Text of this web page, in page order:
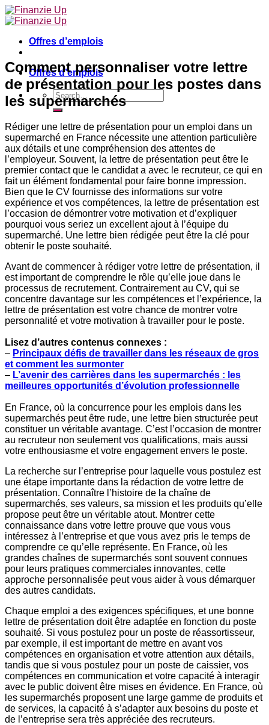
Skip
to
Offres d’emplois
Offres d’emplois
Comment personnaliser votre lettre
de présentation pour les postes dans
les supermarchés
Rédiger une lettre de présentation pour un emploi dans un
supermarché en France nécessite une attention particulière
aux détails et une compréhension des attentes de
l’employeur. Souvent, la lettre de présentation peut être le
premier contact que le candidat a avec le recruteur, ce qui en
fait un élément fondamental pour faire bonne impression.
Bien que le CV fournisse des informations sur votre
expérience et vos compétences, la lettre de présentation est
l’occasion de démontrer votre motivation et d’expliquer
pourquoi vous seriez un excellent ajout à l’équipe du
supermarché. Une lettre bien rédigée peut être la clé pour
obtenir le poste souhaité.
Avant de commencer à rédiger votre lettre de présentation, il
est important de comprendre le rôle qu’elle joue dans le
processus de recrutement. Contrairement au CV, qui se
concentre davantage sur les compétences et l’expérience, la
lettre de présentation est votre chance de montrer votre
personnalité et votre motivation à travailler pour le poste.
Lisez d’autres contenus connexes :
– Principaux défis de travailler dans les réseaux de gros
et comment les surmonter
– L’avenir des carrières dans les supermarchés : les
meilleures opportunités d’évolution professionnelle
En France, où la concurrence pour les emplois dans les
supermarchés peut être rude, une lettre bien structurée peut
constituer un véritable avantage. C’est l’occasion de montrer
au recruteur non seulement vos qualifications, mais aussi
votre enthousiasme et votre engagement envers le poste.
La recherche sur l’entreprise pour laquelle vous postulez est
une étape importante dans la rédaction de votre lettre de
présentation. Connaître l’histoire de la chaîne de
supermarchés, ses valeurs, sa mission et les produits qu’elle
propose peut être un véritable atout. Montrer cette
connaissance dans votre lettre prouve que vous vous
intéressez à l’entreprise et que vous avez pris le temps de
comprendre ce qu’elle représente. En France, où les
grandes chaînes de supermarchés sont souvent connues
pour leurs pratiques commerciales innovantes, cette
approche personnalisée peut vous aider à vous démarquer
des autres candidats.
Chaque emploi a des exigences spécifiques, et une bonne
lettre de présentation doit être adaptée en fonction du poste
souhaité. Si vous postulez pour un poste de réassortisseur,
par exemple, il est important de mettre en avant vos
compétences en organisation et votre attention aux détails,
tandis que si vous postulez pour un poste de caissier, vos
compétences en communication et votre capacité à interagir
avec le public doivent être mises en évidence. En France, où
les supermarchés proposent une large gamme de produits et
de services, la capacité à s’adapter aux besoins du poste et
de l’entreprise sera très appréciée des recruteurs.